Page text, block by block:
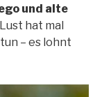
und alte
hat mal
tun – es lohnt